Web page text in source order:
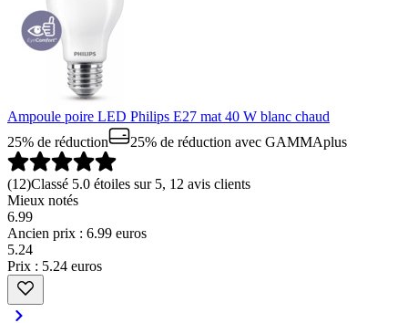
Ampoule poire LED Philips E27 mat 40 W blanc chaud
25% de réduction
25% de réduction avec GAMMAplus
(12)Classé 5.0 étoiles sur 5, 12 avis clients
Mieux notés
6.99
Ancien prix : 6.99 euros
5.24
Prix : 5.24 euros